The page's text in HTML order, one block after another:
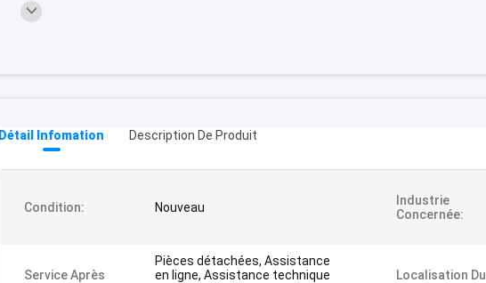
Détail Infomation Description De Produit
Condition: Nouveau
Industrie
Concernée:
Service Après
Pièces détachées, Assistance
en ligne, Assistance technique
Localisation Du